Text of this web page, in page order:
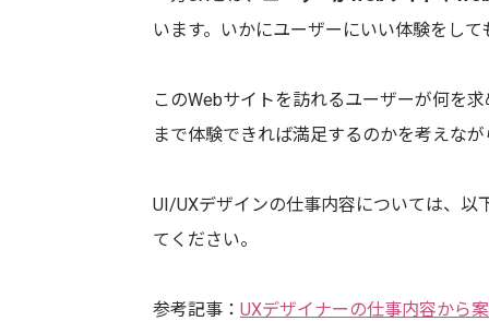
います。いかにユーザーにいい体験をし
このWebサイトを訪れるユーザーが何を
まで体験できれば満足するのかを考えな
UI/UXデザインの仕事内容については、以
てください。
参考記事： UXデザイナーの仕事内容から